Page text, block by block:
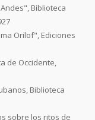
Biblioteca
Orilof", Ediciones
de Occidente,
Biblioteca
sobre los ritos de